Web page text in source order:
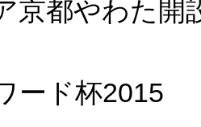
京都やわた開
ード杯2015